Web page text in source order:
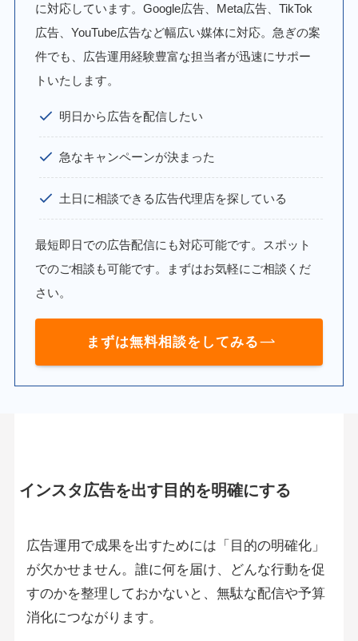
に対応しています。Google広告、Meta広告、TikTok
広告、YouTube広告など幅広い媒体に対応。急ぎの案
件でも、広告運用経験豊富な担当者が迅速にサポー
トいたします。
明日から広告を配信したい
急なキャンペーンが決まった
土日に相談できる広告代理店を探している
最短即日での広告配信にも対応可能です。スポット
でのご相談も可能です。まずはお気軽にご相談くだ
さい。
まずは無料相談をしてみる
インスタ広告を出す目的を明確にする
広告運用で成果を出すためには「目的の明確化」
が欠かせません。誰に何を届け、どんな行動を促
すのかを整理しておかないと、無駄な配信や予算
消化につながります。